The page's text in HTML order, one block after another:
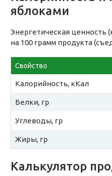
яблоками
Энергетическая ценность
на 100 грамм продукта
Свойство
Калорийность, кКал
Белки, гр
Углеводы, гр
Жиры, гр
Калькулятор